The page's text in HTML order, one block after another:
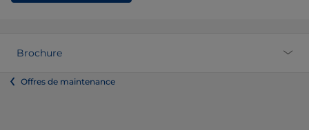
Brochure
Offres de maintenance